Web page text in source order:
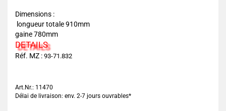
Dimensions :
longueur totale 910mm
gaine 780mm
DETAILS
Réf. MZ : 93-71.832
Art.Nr.: 11470
Délai de livraison: env. 2-7 jours ouvrables*